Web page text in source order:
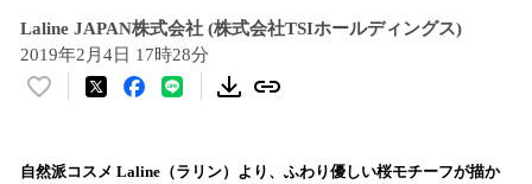
Laline JAPAN株式会社 (株式会社TSIホールディングス)
2019年2月4日 17時28分
い
！
自然派コスメ Laline（ラリン）より、ふわり優しい桜モチーフが描か